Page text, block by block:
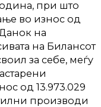
при што
во износ од
на
на Билансот
за себе, меѓу
од 13.973.029
производи